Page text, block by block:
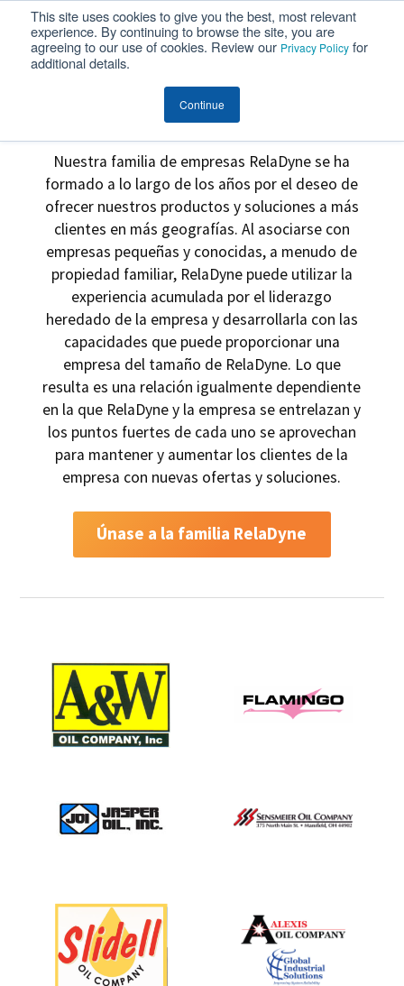
This site uses cookies to give you the best, most relevant
experience. By continuing to browse the site, you are
agreeing to our use of cookies. Review our Privacy Policy for
additional details.
Continue
MENU
Empresas RelaDyne
Nuestra familia de empresas RelaDyne se ha
formado a lo largo de los años por el deseo de
ofrecer nuestros productos y soluciones a más
clientes en más geografías. Al asociarse con
empresas pequeñas y conocidas, a menudo de
propiedad familiar, RelaDyne puede utilizar la
experiencia acumulada por el liderazgo
heredado de la empresa y desarrollarla con las
capacidades que puede proporcionar una
empresa del tamaño de RelaDyne. Lo que
resulta es una relación igualmente dependiente
en la que RelaDyne y la empresa se entrelazan y
los puntos fuertes de cada uno se aprovechan
para mantener y aumentar los clientes de la
empresa con nuevas ofertas y soluciones.
Únase a la familia RelaDyne